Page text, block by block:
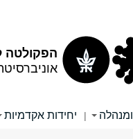
הפקולטה
| יחידות אקדמיות